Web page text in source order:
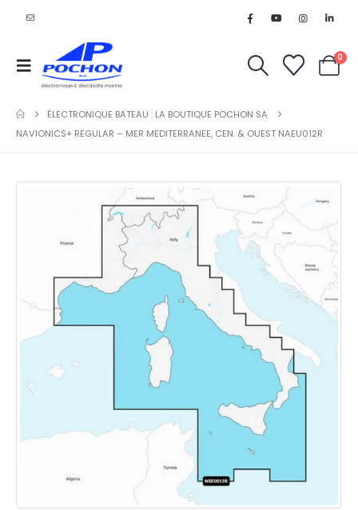
0
ÉLECTRONIQUE BATEAU : LA BOUTIQUE POCHON SA
NAVIONICS+ REGULAR – MER MEDITERRANEE, CEN. & OUEST NAEU012R